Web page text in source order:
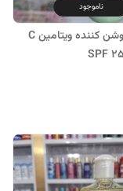
ناموجود
کرم سرم روشن کننده ویتامین C